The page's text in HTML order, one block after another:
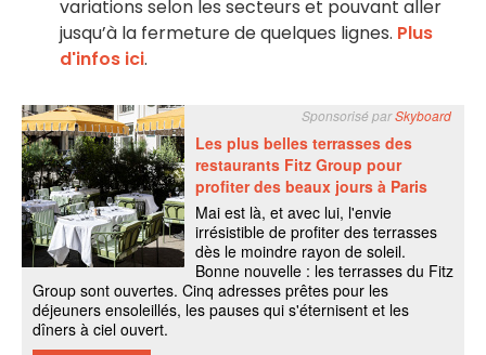
variations selon les secteurs et pouvant aller
jusqu’à la fermeture de quelques lignes. Plus
d'infos ici.